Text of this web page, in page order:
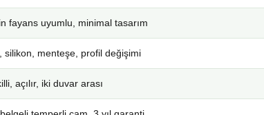
fayans uyumlu, minimal tasarım
silikon, menteşe, profil değişimi
açılır, iki duvar arası